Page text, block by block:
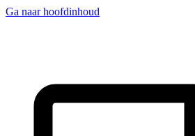
Ga naar hoofdinhoud